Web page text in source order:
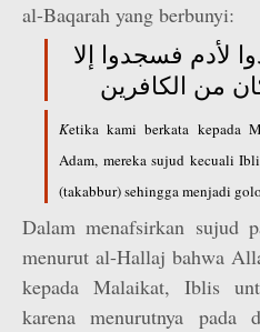
al-Baqarah yang berbunyi:
لأدم فسجدوا إلا
من الكافرين
Ketika kami berkata kepada
Adam, mereka sujud kecuali
(takabbur) sehingga menjadi
Dalam menafsirkan sujud
menurut al-Hallaj bahwa
kepada Malaikat, Iblis
karena menurutnya